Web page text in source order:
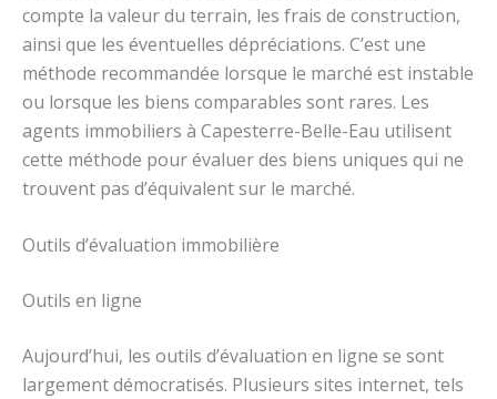
compte la valeur du terrain, les frais de construction,
ainsi que les éventuelles dépréciations. C’est une
méthode recommandée lorsque le marché est instable
ou lorsque les biens comparables sont rares. Les
agents immobiliers à Capesterre-Belle-Eau utilisent
cette méthode pour évaluer des biens uniques qui ne
trouvent pas d’équivalent sur le marché.
Outils d’évaluation immobilière
Outils en ligne
Aujourd’hui, les outils d’évaluation en ligne se sont
largement démocratisés. Plusieurs sites internet, tels